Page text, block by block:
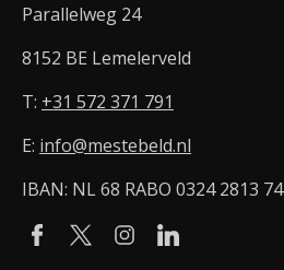
Parallelweg 24
8152 BE Lemelerveld
T: +31 572 371 791
E: info@mestebeld.nl
IBAN: NL 68 RABO 0324 2813 74